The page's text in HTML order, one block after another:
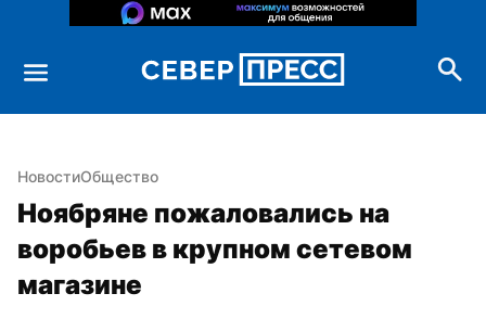
НовостиОбщество
Ноябряне пожаловались на
воробьев в крупном сетевом
магазине